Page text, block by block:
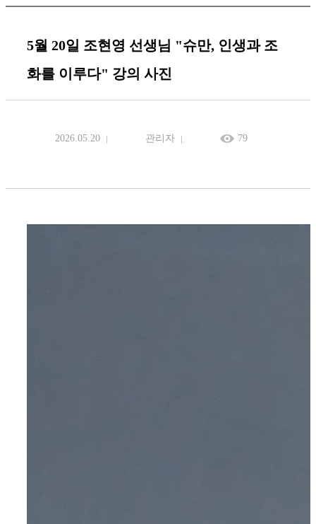
5월 20일 조현영 선생님 "슈만, 인생과 조
화를 이루다" 강의 사진
2026.05.20 관리자 79